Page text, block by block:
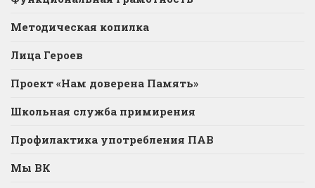
Методическая копилка
Лица Героев
Проект «Нам доверена Память»
Школьная служба примирения
Профилактика употребления ПАВ
Мы ВК